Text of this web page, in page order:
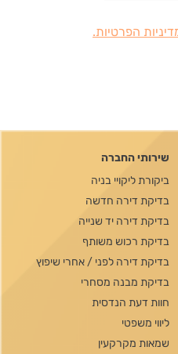
הפרטיות.
שירותי החברה
ביקורת ליקויי בניה
בדיקת דירה חדשה
בדיקת דירה יד שנייה
בדיקת רכוש משותף
בדיקת דירה לפני / אחרי שיפוץ
בדיקת מבנה מסחרי
חוות דעת הנדסית
ליווי משפטי
שמאות מקרקעין